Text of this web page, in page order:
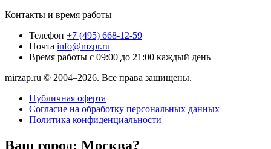
Контакты и время работы
Телефон +7 (495) 668-12-59
Почта info@mzpr.ru
Время работы с 09:00 до 21:00 каждый день
mirzap.ru © 2004–2026. Все права защищены.
Публичная оферта
Согласие на обработку персональных данных
Политика конфиденциальности
Ваш город: Москва?